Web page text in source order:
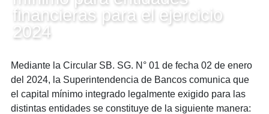
financieras para el ejercicio
2024
Mediante la Circular SB. SG. N° 01 de fecha 02 de enero
del 2024, la Superintendencia de Bancos comunica que
el capital mínimo integrado legalmente exigido para las
distintas entidades se constituye de la siguiente manera: